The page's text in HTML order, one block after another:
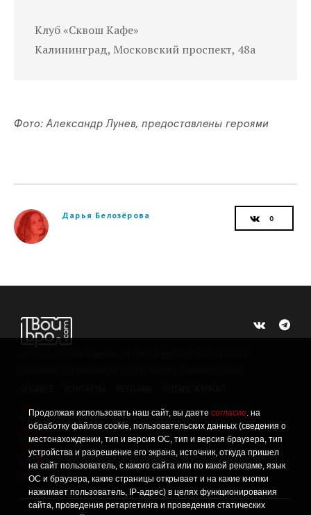
Продолжая использовать наш сайт, вы даете согласие. на
обработку файлов cookie, пользовательских данных (сведения о
местонахождении, тип и версия ОС, тип и версия браузера, тип
устройства и разрешение его экрана, источник, откуда пришел
на сайт пользователь, с какого сайта или по какой рекламе, язык
ОС и браузера, какие страницы открывает и на какие кнопки
нажимает пользователь, IP-адрес) в целях функционирования
сайта, проведения ретаргетинга и проведения статических
Клуб «Сквош Кафе»
Калининград, Московский проспект, 48а
Фото: Александр Лунев, предоставлены героями
Дарья Белозёрова
! Политика конфиденциальности
! Информация о проведении СОУТ
Данный сайт не предназначен для просмотра лицам
младше 16 лет.